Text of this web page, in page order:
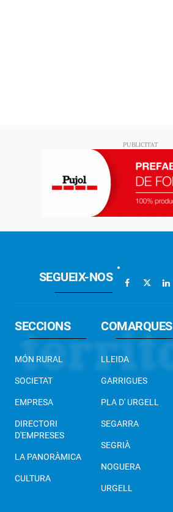
SEGUEIX-NOS
SECCIONS
MÓN RURAL
SOCIETAT
EMPRESA
DIRECTORI
D'EMPRESES
LA PANORÀMICA
CULTURA
COMARQUES
LLEIDA
GARRIGUES
PLA D' URGELL
SEGARRA
SEGRIÀ
NOGUERA
URGELL